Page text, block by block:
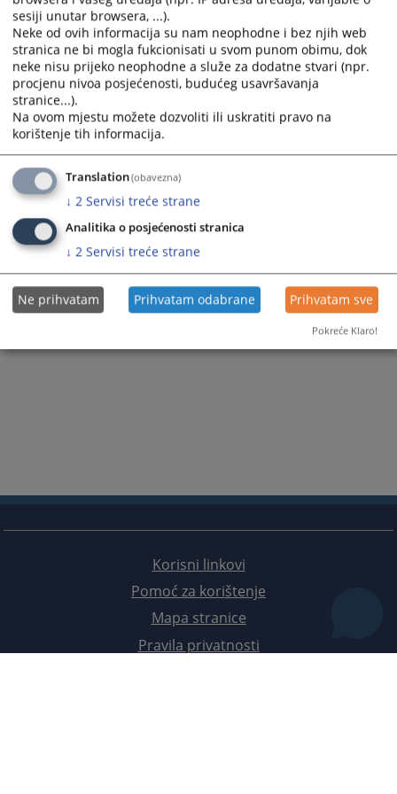
Zapadnohercegovački kanton
Zeničko-dobojski kanton
Unsko-sanski kanton
Tuzlanski kanton
Posavski kanton
Kanton 10
Srednjobosanski kanton
Bosansko-podrinjski kanton
Okružno javno tužilaštvo Banja Luka
FBiH/ Federalno ministarstvo unutrašnjih
poslova
Brčko distrikt Bosne i Hercegovine
Kanton Sarajevo
Hercegovačko-neretvanski kanton
Zapadnohercegovački kanton
Zeničko-dobojski kanton
Unsko-sanski kanton
Posavski kanton
Korisni linkovi
Pomoć za korištenje
Mapa stranice
Pravila privatnosti
sesiji unutar browsera, ...).
Neke od ovih informacija su nam neophodne i bez njih web
stranica ne bi mogla fukcionisati u svom punom obimu, dok
neke nisu prijeko neophodne a služe za dodatne stvari (npr.
procjenu nivoa posjećenosti, budućeg usavršavanja
stranice...).
Na ovom mjestu možete dozvoliti ili uskratiti pravo na
korištenje tih informacija.
Translation(obavezna)
↓ 2 Servisi treće strane
Analitika o posjećenosti stranica
↓ 2 Servisi treće strane
Ne prihvatam Prihvatam odabrane Prihvatam sve
Pokreće Klaro!